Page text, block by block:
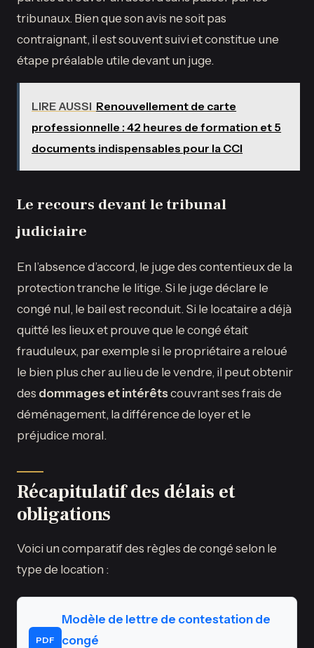
tribunaux. Bien que son avis ne soit pas
contraignant, il est souvent suivi et constitue une
étape préalable utile devant un juge.
LIRE AUSSI Renouvellement de carte
professionnelle : 42 heures de formation et 5
documents indispensables pour la CCI
Le recours devant le tribunal
judiciaire
En l’absence d’accord, le juge des contentieux de la
protection tranche le litige. Si le juge déclare le
congé nul, le bail est reconduit. Si le locataire a déjà
quitté les lieux et prouve que le congé était
frauduleux, par exemple si le propriétaire a reloué
le bien plus cher au lieu de le vendre, il peut obtenir
des dommages et intérêtscouvrant ses frais de
déménagement, la différence de loyer et le
préjudice moral.
Récapitulatif des délais et
obligations
Voici un comparatif des règles de congé selon le
type de location :
PDF
Modèle de lettre de contestation de
congé